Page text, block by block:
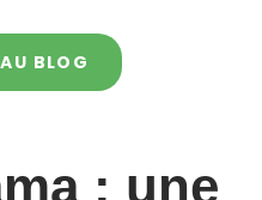
BLOG
: une